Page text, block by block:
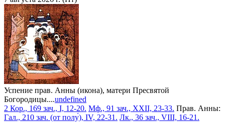
Успение прав. Анны (икона), матери Пресвятой
Богородицы....undefined
2 Кор., 169 зач., I, 12-20. Мф., 91 зач., XXII, 23-33. Прав. Анны:
Гал., 210 зач. (от полу́), IV, 22-31. Лк., 36 зач., VIII, 16-21.